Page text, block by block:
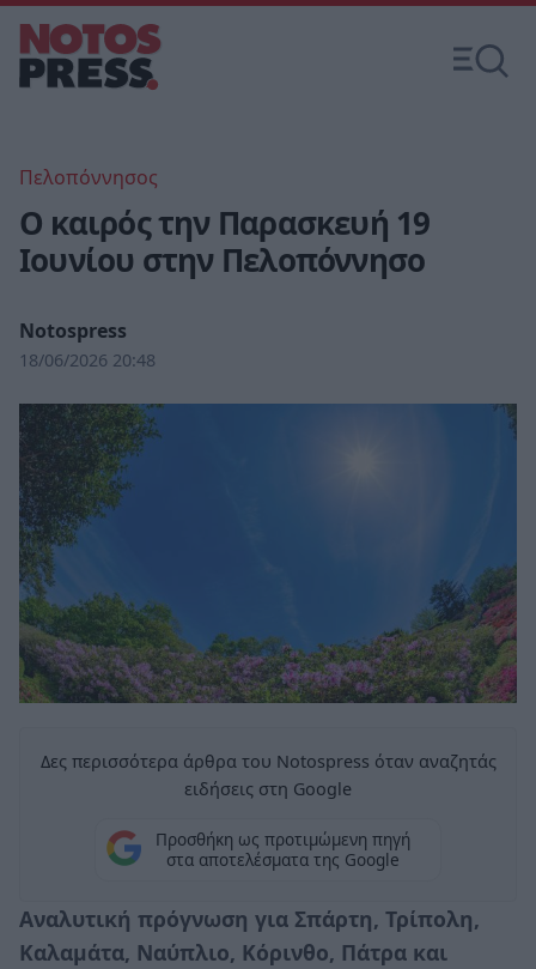
Πελοπόννησος
Ο καιρός την Παρασκευή 19
Ιουνίου στην Πελοπόννησο
Notospress
18/06/2026 20:48
Δες περισσότερα άρθρα του Notospress όταν αναζητάς
ειδήσεις στη Google
Προσθήκη ως προτιμώμενη πηγή
στα αποτελέσματα της Google
Αναλυτική πρόγνωση για Σπάρτη, Τρίπολη,
Καλαμάτα, Ναύπλιο, Κόρινθο, Πάτρα και